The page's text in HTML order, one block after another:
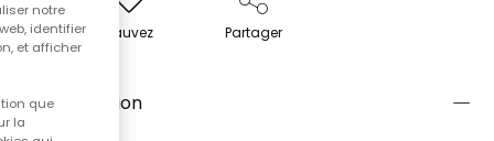
Sauvez Partager
Description
notre
identifier
et afficher
que
la